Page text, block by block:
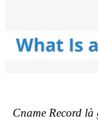
Cname Record